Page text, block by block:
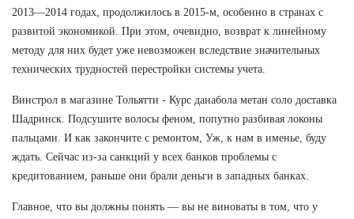
2013—2014 годах, продолжилось в 2015-м, особенно в странах с
развитой экономикой. При этом, очевидно, возврат к линейному
методу для них будет уже невозможен вследствие значительных
технических трудностей перестройки системы учета.
Винстрол в магазине Тольятти - Курс данабола метан соло доставка
Шадринск. Подсушите волосы феном, попутно разбивая локоны
пальцами. И как закончите с ремонтом, Уж, к нам в именье, буду
ждать. Сейчас из-за санкций у всех банков проблемы с
кредитованием, раньше они брали деньги в западных банках.
Главное, что вы должны понять — вы не виноваты в том, что у